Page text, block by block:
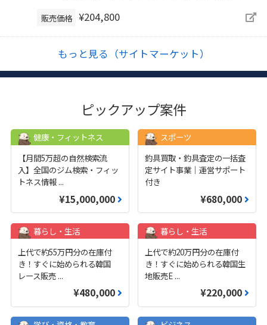
販売価格 ¥204,800
もっと見る（サイトマーケット）
ピックアップ案件
健康・フィットネス
【月間5万超の自然検索流
入】全国のジム検索・フィッ
トネス情報 ...
¥15,000,000
スポーツ
釣具買取・釣具査定の一括査
定サイト事業｜運営サポート
付き
¥680,000
暮らし・生活
上代で約55万円分の在庫付
き！すぐに始められる韓国
レース販売 ...
¥480,000
暮らし・生活
上代で約20万円分の在庫付
き！すぐに始められる韓国生
地販売E ...
¥220,000